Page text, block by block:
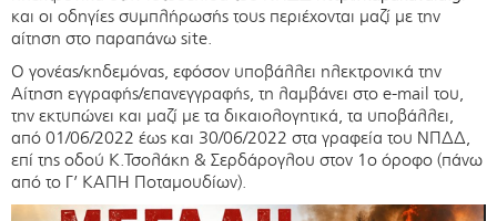
και οι οδηγίες συμπλήρωσής τους περιέχονται μαζί με την
αίτηση στο παραπάνω site.
Ο γονέας/κηδεμόνας, εφόσον υποβάλλει ηλεκτρονικά την
Αίτηση εγγραφής/επανεγγραφής, τη λαμβάνει στο e-mail του,
την εκτυπώνει και μαζί με τα δικαιολογητικά, τα υποβάλλει,
από 01/06/2022 έως και 30/06/2022 στα γραφεία του ΝΠΔΔ,
επί της οδού Κ.Τσολάκη & Σερδάρογλου στον 1ο όροφο (πάνω
από το Γ’ ΚΑΠΗ Ποταμουδίων).